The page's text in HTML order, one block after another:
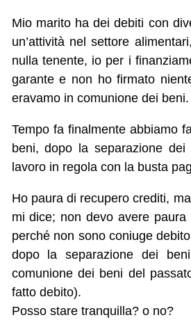
Mio marito ha dei debiti con
un’attività nel settore
nulla tenente, io per i
garante e non ho firmato
eravamo in comunione dei beni.
Tempo fa finalmente abbiamo
beni, dopo la separazione
lavoro in regola con la busta
Ho paura di recupero crediti,
mi dice; non devo avere paura
perché non sono coniuge
dopo la separazione dei
comunione dei beni del
fatto debito).
Posso stare tranquilla? o no?